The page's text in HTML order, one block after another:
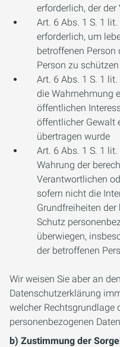
erforderlich, der
Art. 6 Abs. 1 S. 1
erforderlich, um
betroffenen Person
Person zu schützen
Art. 6 Abs. 1 S. 1
die Wahrnehmung
öffentlichen
öffentlicher Gewalt
übertragen wurde
Art. 6 Abs. 1 S. 1
Wahrung der
Verantwortlichen
sofern nicht die
Grundfreiheiten der
Schutz
überwiegen,
der betroffenen
Wir weisen Sie aber an
Datenschutzerklärung
welcher Rechtsgrundlage
personenbezogenen
b) Zustimmung der